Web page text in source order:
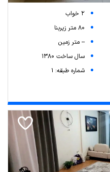
2 خواب
80 متر زیربنا
-- متر زمین
سال ساخت 1380
شماره طبقه: 1